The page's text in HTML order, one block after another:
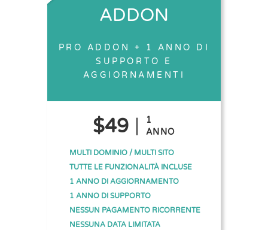
ADDON
PRO ADDON + 1 ANNO DI
SUPPORTO E
AGGIORNAMENTI
$49
1
ANNO
MULTI DOMINIO / MULTI SITO
TUTTE LE FUNZIONALITÀ INCLUSE
1 ANNO DI AGGIORNAMENTO
1 ANNO DI SUPPORTO
NESSUN PAGAMENTO RICORRENTE
NESSUNA DATA LIMITATA